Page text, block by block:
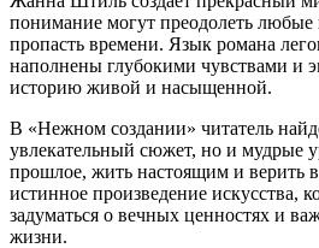
понимание могут преодолеть любые
пропасть времени. Язык романа
наполнены глубокими чувствами и
историю живой и насыщенной.
В «Нежном создании» читатель
увлекательный сюжет, но и мудрые
прошлое, жить настоящим и верить
истинное произведение искусства,
задуматься о вечных ценностях и
жизни.